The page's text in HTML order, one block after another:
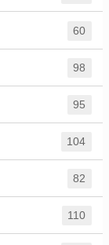
60
98
95
104
82
110